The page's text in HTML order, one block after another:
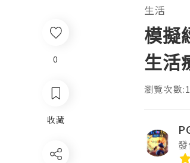
生活
模擬
生活
瀏覽次數
0
收藏